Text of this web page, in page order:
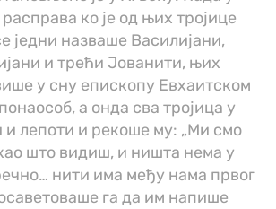
ко је од њих тројице
једни назваше Василијани,
и трећи Јованити, њих
у сну епископу Евхаитском
а онда сва тројица у
и лепоти и рекоше му: „Ми смо
што видиш, и ништа нема у
нити има међу нама првог
га да им напише